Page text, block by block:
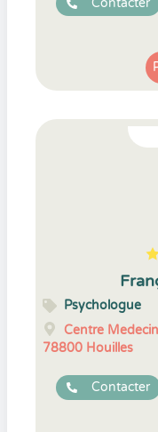
Contacter
5
1
5
12
Psychologue
Centre
78800 Houilles
Contacter